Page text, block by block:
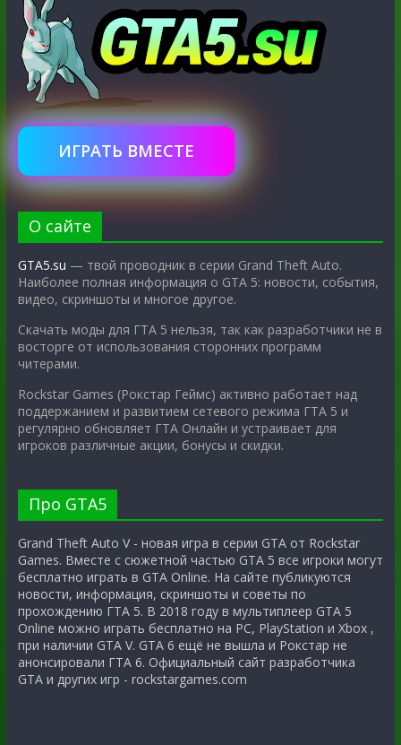
ИГРАТЬ ВМЕСТЕ
О сайте
GTA5.su — твой проводник в серии Grand Theft Auto.
Наиболее полная информация о GTA 5: новости, события,
видео, скриншоты и многое другое.
Скачать моды для ГТА 5 нельзя, так как разработчики не в
восторге от использования сторонних программ
читерами.
Rockstar Games (Рокстар Геймс) активно работает над
поддержанием и развитием сетевого режима ГТА 5 и
регулярно обновляет ГТА Онлайн и устраивает для
игроков различные акции, бонусы и скидки.
Про GTA5
Grand Theft Auto V - новая игра в серии GTA от Rockstar
Games. Вместе с сюжетной частью GTA 5 все игроки могут
бесплатно играть в GTA Online. На сайте публикуются
новости, информация, скриншоты и советы по
прохождению ГТА 5. В 2018 году в мультиплеер GTA 5
Online можно играть бесплатно на PC, PlayStation и Xbox ,
при наличии GTA V. GTA 6 ещё не вышла и Рокстар не
анонсировали ГТА 6. Официальный сайт разработчика
GTA и других игр - rockstargames.com